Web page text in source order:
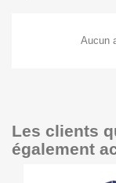
Aucun
Les clients
également